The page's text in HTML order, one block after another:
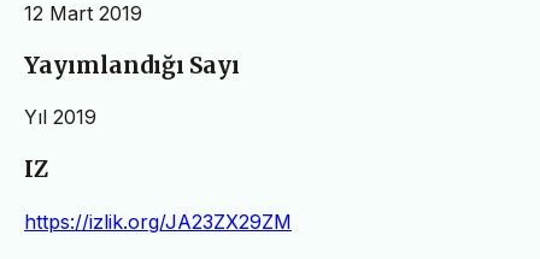
12 Mart 2019
Yayımlandığı Sayı
Yıl 2019
IZ
https://izlik.org/JA23ZX29ZM